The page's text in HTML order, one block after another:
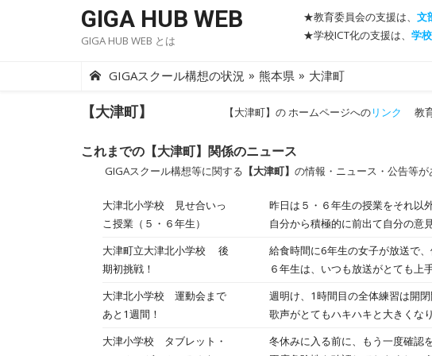
GIGA HUB WEB
GIGA HUB WEB とは
★教育委員会の支援は、 文
★学校ICT化の支援は、 学
GIGAスクール構想の状況 » 熊本県 » 大津町
【大津町】 【大津町】の ホームページへのリンク 教
これまでの【大津町】関係のニュース
GIGAスクール構想等に関する 【大津町】 の情報・ニュース・公告等
大津北小学校 見せ合いっ
こ授業（５・６年生）
昨日は５・６年生の授業をそれ以外の学年児童
自分から積極的に前出て自分の意
生方が５０人近く来られます。伸
す。【校長 上田玲子】
大津町立大津北小学校 後
期初挑戦！
給食時間に6年生の女子が放送で
６年生は、いつも放送がとても
しながら一生懸命鶴を折ることが
目、ぶら～っと教室を見て回ると
レットで確認した後、その理由を
大津北小学校 運動会まで
あと1週間！
週明け、1時間目の全体練習は開閉開式のおさらいでした。 代表の子
歌声がとてもハキハキと大きくな
明日は予行練習ですが、当日の
大津小学校 タブレット・
冬休みに入る前に、もう一度確認